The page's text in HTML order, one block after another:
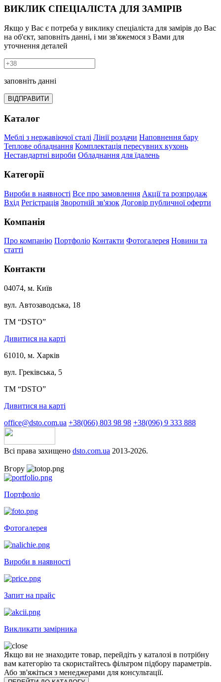
ВИКЛИК СПЕЦІАЛІСТА ДЛЯ ЗАМІРІВ
Якщо у Вас є потреба у виклику спеціаліста для замірів до Вас
на об'єкт, заповніть данні, і ми зв'яжемося з Вами для
уточнення деталей
заповніть данні
ВІДПРАВИТИ
Каталог
Меблі з нержавіючої сталі Лінії роздачи Наповнення бару
Теплове обладнання Комплектація пересувних кухонь
Нестандартні вироби Обладнання для їдалень
Категорії
Вироби в наявності Все про замовлення Акції та розпродаж
Вхід Регістрація Зворотній зв'язок Договір публичної оферти
Компанія
Про компанію Портфоліо Контакти Фотогалерея Новини та
статті
Контакти
04074, м. Київ
вул. Автозаводська, 18
ТМ “DSTO”
Дивитися на карті
61010, м. Харків
вул. Греківська, 5
ТМ “DSTO”
Дивитися на карті
office@dsto.com.ua +38(066) 803 98 98 +38(096) 9 333 888
Всі права захищено dsto.com.ua 2013-2026.
Вгору
Портфоліо
Фотогалерея
Вироби в наявності
Запит на прайс
Викликати замірника
Якщо ви не знаходите товар, перейдіть у каталозі в потрібну
вам категорію та скористайтесь фільтром підбору параметрів.
Або зв'яжіться з менеджерами для консультації.